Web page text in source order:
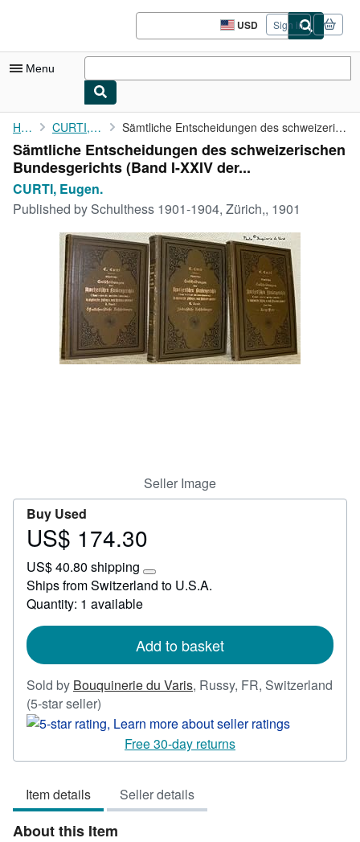
USD
Site
shopping
Sign in
Menu
My Account
My Purchases
Advanced Search
Browse Collections
Rare Books
Art & Collectibles
Textbooks
Start Selling
Home CURTI, Eugen. Sämtliche Entscheidungen des schweizerischen Bundesgerichts (...
Sämtliche Entscheidungen des schweizerischen
Bundesgerichts (Band I-XXIV der...
CURTI, Eugen.
Published by Schulthess 1901-1904, Zürich,, 1901
Seller Image
Buy Used
Price
174.30
US$ 174.30
US$ 40.80 shipping
Learn
more
rates
Ships from Switzerland to U.S.A.
Quantity: 1 available
Add to basket
Sold by Bouquinerie du Varis, Russy, FR, Switzerland
(5-star seller)
rating
out
stars
Free 30-day returns
Item details Seller details
About this Item